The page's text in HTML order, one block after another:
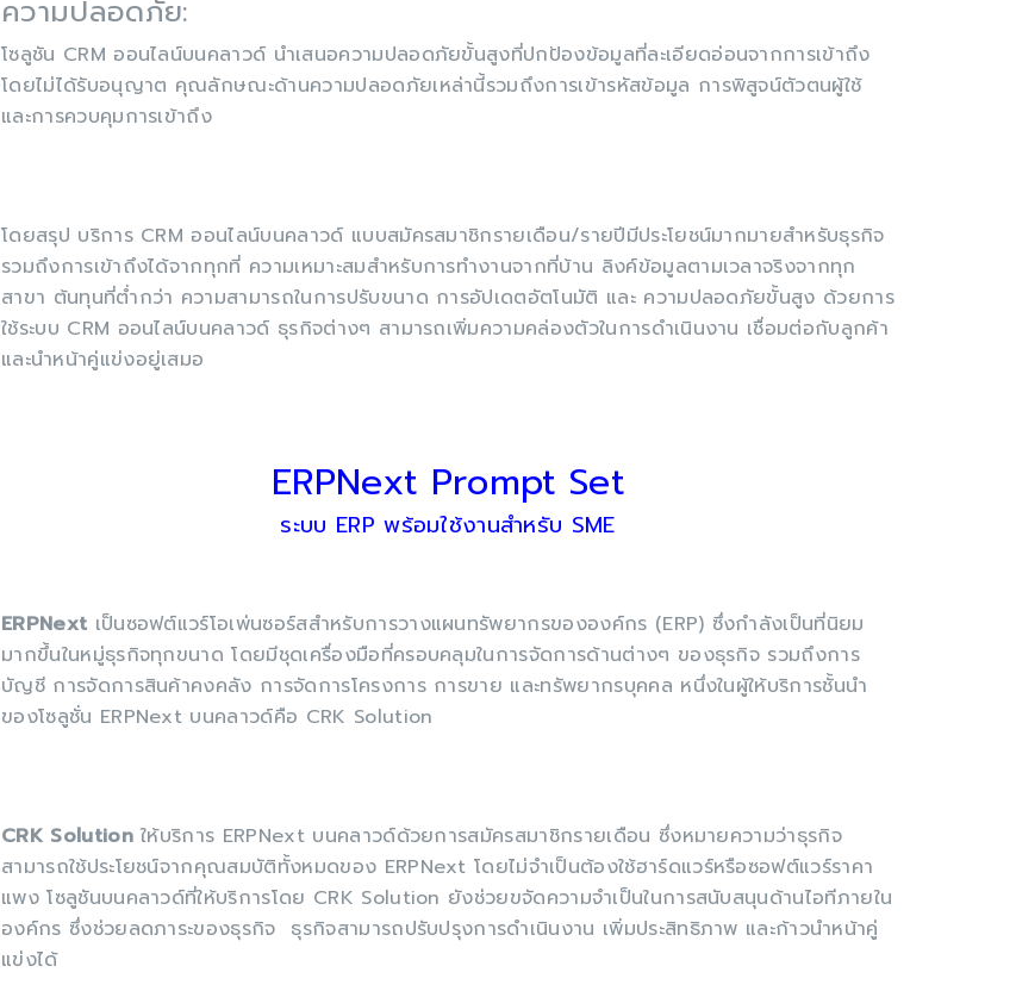
ความปลอดภัย:
โซลูชัน CRM ออนไลน์บนคลาวด์ นำเสนอความปลอดภัยขั้นสูงที่ปกป้องข้อมูลที่ละเอียดอ่อนจากการเข้าถึง
โดยไม่ได้รับอนุญาต คุณลักษณะด้านความปลอดภัยเหล่านี้รวมถึงการเข้ารหัสข้อมูล การพิสูจน์ตัวตนผู้ใช้
และการควบคุมการเข้าถึง
โดยสรุป บริการ CRM ออนไลน์บนคลาวด์ แบบสมัครสมาชิกรายเดือน/รายปีมีประโยชน์มากมายสำหรับธุรกิจ
รวมถึงการเข้าถึงได้จากทุกที่ ความเหมาะสมสำหรับการทำงานจากที่บ้าน ลิงค์ข้อมูลตามเวลาจริงจากทุก
สาขา ต้นทุนที่ต่ำกว่า ความสามารถในการปรับขนาด การอัปเดตอัตโนมัติ และ ความปลอดภัยขั้นสูง ด้วยการ
ใช้ระบบ CRM ออนไลน์บนคลาวด์ ธุรกิจต่างๆ สามารถเพิ่มความคล่องตัวในการดำเนินงาน เชื่อมต่อกับลูกค้า
และนำหน้าคู่แข่งอยู่เสมอ
ERPNext Prompt Set
ระบบ ERP พร้อมใช้งานสำหรับ SME
ERPNext เป็นซอฟต์แวร์โอเพ่นซอร์สสำหรับการวางแผนทรัพยากรขององค์กร (ERP) ซึ่งกำลังเป็นที่นิยม
มากขึ้นในหมู่ธุรกิจทุกขนาด โดยมีชุดเครื่องมือที่ครอบคลุมในการจัดการด้านต่างๆ ของธุรกิจ รวมถึงการ
บัญชี การจัดการสินค้าคงคลัง การจัดการโครงการ การขาย และทรัพยากรบุคคล หนึ่งในผู้ให้บริการชั้นนำ
ของโซลูชั่น ERPNext บนคลาวด์คือ CRK Solution
CRK Solutionให้บริการ ERPNext บนคลาวด์ด้วยการสมัครสมาชิกรายเดือน ซึ่งหมายความว่าธุรกิจ
สามารถใช้ประโยชน์จากคุณสมบัติทั้งหมดของ ERPNext โดยไม่จำเป็นต้องใช้ฮาร์ดแวร์หรือซอฟต์แวร์ราคา
แพง โซลูชันบนคลาวด์ที่ให้บริการโดย CRK Solution ยังช่วยขจัดความจำเป็นในการสนับสนุนด้านไอทีภายใน
องค์กร ซึ่งช่วยลดภาระของธุรกิจ ธุรกิจสามารถปรับปรุงการดำเนินงาน เพิ่มประสิทธิภาพ และก้าวนำหน้าคู่
แข่งได้